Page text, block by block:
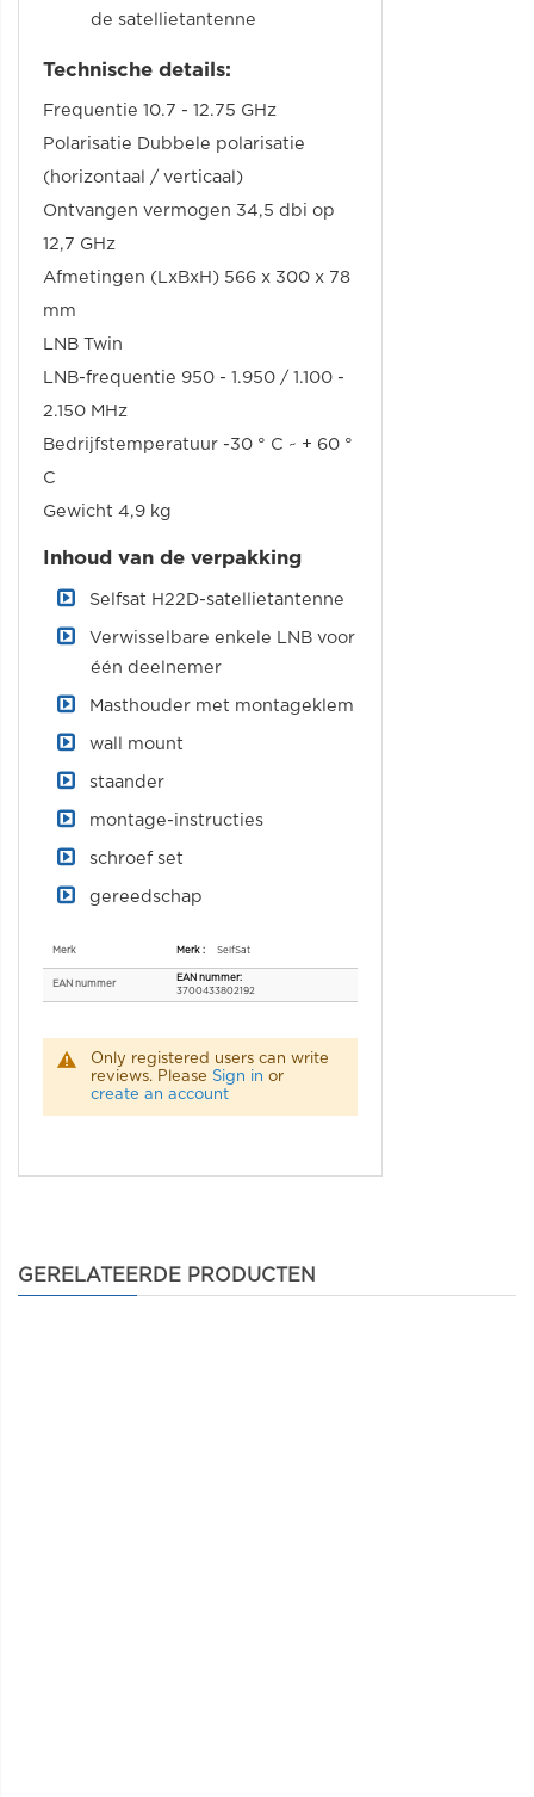
de satellietantenne
Technische details:
Frequentie 10.7 - 12.75 GHz
Polarisatie Dubbele polarisatie
(horizontaal / verticaal)
Ontvangen vermogen 34,5 dbi op
12,7 GHz
Afmetingen (LxBxH) 566 x 300 x 78
mm
LNB Twin
LNB-frequentie 950 - 1.950 / 1.100 -
2.150 MHz
Bedrijfstemperatuur -30 ° C ~ + 60 °
C
Gewicht 4,9 kg
Inhoud van de verpakking
Selfsat H22D-satellietantenne
Verwisselbare enkele LNB voor
één deelnemer
Masthouder met montageklem
wall mount
staander
montage-instructies
schroef set
gereedschap
Merk
SelfSat
EAN nummer
3700433802192
Only registered users can write
reviews. Please Sign in or
create an account
GERELATEERDE PRODUCTEN